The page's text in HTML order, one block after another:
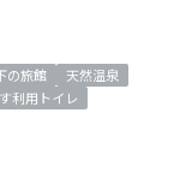
の旅館
天然温泉
利用トイレ